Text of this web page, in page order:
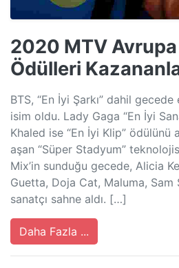
2020 MTV
Ödülleri
BTS, “En İyi Şarkı” dahil
isim oldu. Lady Gaga “En İyi
Khaled ise “En İyi Klip” ödülünü
aşan “Süper Stadyum”
Mix’in sunduğu gecede, Alicia
Guetta, Doja Cat, Maluma,
sanatçı sahne aldı. […]
Daha Fazla ...